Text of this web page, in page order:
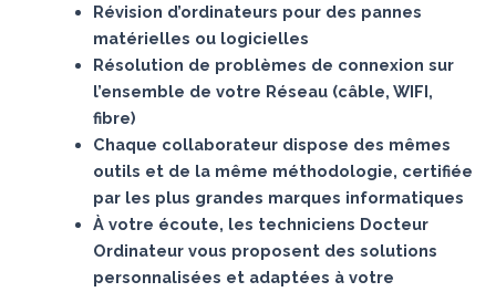
Révision d’ordinateurs pour des pannes
matérielles ou logicielles
Résolution de problèmes de connexion sur
l’ensemble de votre Réseau (câble, WIFI,
fibre)
Chaque collaborateur dispose des mêmes
outils et de la même méthodologie, certifiée
par les plus grandes marques informatiques
À votre écoute, les techniciens Docteur
Ordinateur vous proposent des solutions
personnalisées et adaptées à votre